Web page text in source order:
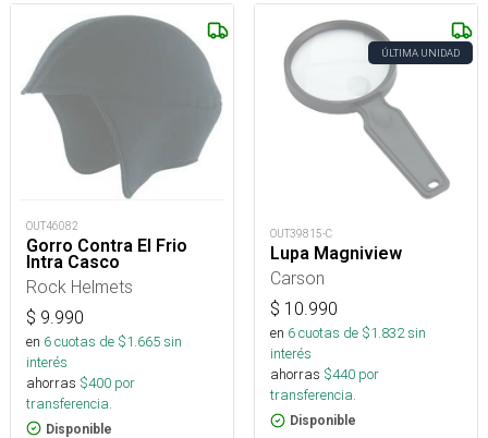
OUT46082
Gorro Contra El Frio
Intra Casco
Rock Helmets
$ 9.990
en 6cuotas de $1.665sin
interés
ahorras $400 por
transferencia.
Disponible
ÚLTIMA UNIDAD
OUT39815-C
Lupa Magniview
Carson
$ 10.990
en 6cuotas de $1.832sin
interés
ahorras $440 por
transferencia.
Disponible